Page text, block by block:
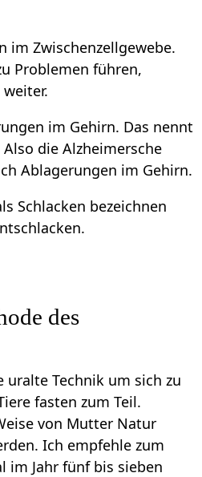
im Zwischenzellgewebe.
Problemen führen,
im Gehirn. Das nennt
die Alzheimersche
Ablagerungen im Gehirn.
Schlacken bezeichnen
des
uralte Technik um sich zu
fasten zum Teil.
von Mutter Natur
Ich empfehle zum
im Jahr fünf bis sieben